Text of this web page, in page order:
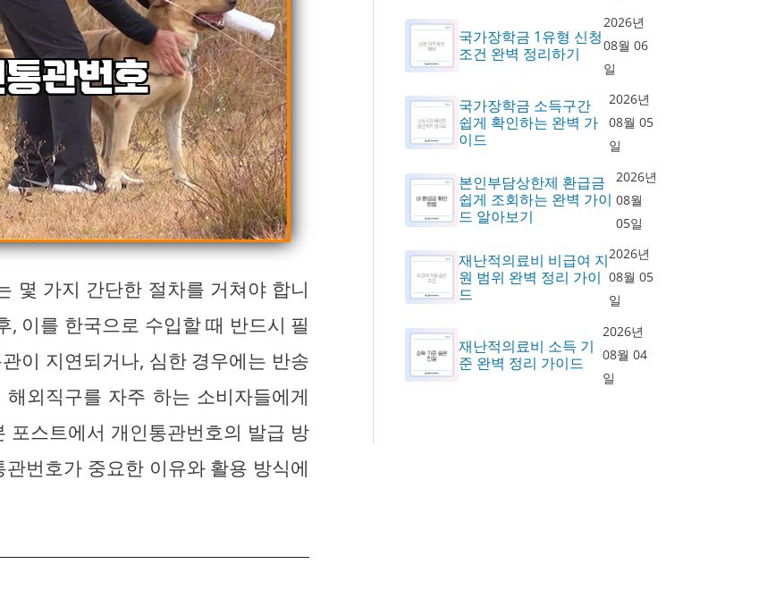
몇 가지 간단한 절차를 거쳐야 합니
이를 한국으로 수입할 때 반드시 필
이 지연되거나, 심한 경우에는 반송
외직구를 자주 하는 소비자들에게
스트에서 개인통관번호의 발급 방
번호가 중요한 이유와 활용 방식에
국가장학금 1유형 신청
조건 완벽 정리하기
2026년
08월 06
일
국가장학금 소득구간
쉽게 확인하는 완벽 가
이드
2026년
08월 05
일
본인부담상한제 환급금
쉽게 조회하는 완벽 가이
드 알아보기
2026년
08월
05일
재난적의료비 비급여 지
원 범위 완벽 정리 가이
드
2026년
08월 05
일
재난적의료비 소득 기
준 완벽 정리 가이드
2026년
08월 04
일